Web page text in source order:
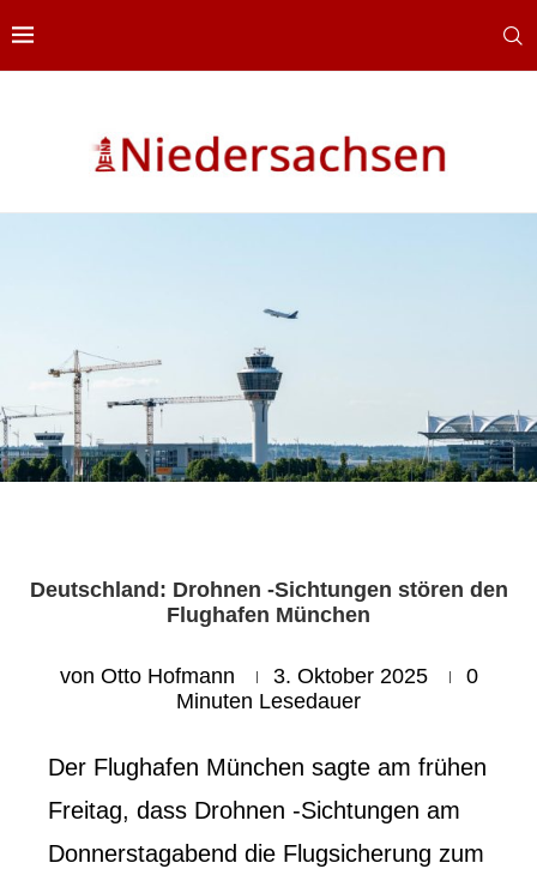
Deutschland: Drohnen -Sichtungen stören den
Flughafen München
von Otto Hofmann 3. Oktober 2025
0
Minuten Lesedauer
Der Flughafen München sagte am frühen
Freitag, dass Drohnen -Sichtungen am
Donnerstagabend die Flugsicherung zum